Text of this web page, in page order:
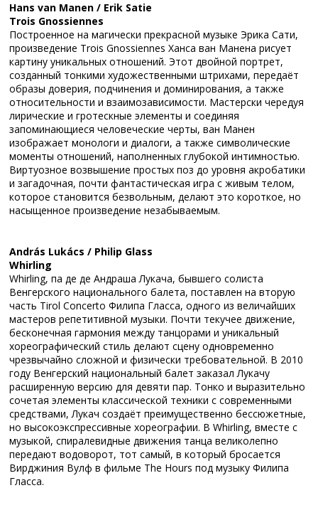
Hans van Manen / Erik Satie
Trois Gnossiennes
Построенное на магически прекрасной музыке Эрика Сати,
произведение Trois Gnossiennes Ханса ван Манена рисует
картину уникальных отношений. Этот двойной портрет,
созданный тонкими художественными штрихами, передаёт
образы доверия, подчинения и доминирования, а также
относительности и взаимозависимости. Мастерски чередуя
лирические и гротескные элементы и соединяя
запоминающиеся человеческие черты, ван Манен
изображает монологи и диалоги, а также символические
моменты отношений, наполненных глубокой интимностью.
Виртуозное возвышение простых поз до уровня акробатики
и загадочная, почти фантастическая игра с живым телом,
которое становится безвольным, делают это короткое, но
насыщенное произведение незабываемым.
András Lukács / Philip Glass
Whirling
Whirling, па де де Андраша Лукача, бывшего солиста
Венгерского национального балета, поставлен на вторую
часть Tirol Concerto Филипа Гласса, одного из величайших
мастеров репетитивной музыки. Почти текучее движение,
бесконечная гармония между танцорами и уникальный
хореографический стиль делают сцену одновременно
чрезвычайно сложной и физически требовательной. В 2010
году Венгерский национальный балет заказал Лукачу
расширенную версию для девяти пар. Тонко и выразительно
сочетая элементы классической техники с современными
средствами, Лукач создаёт преимущественно бессюжетные,
но высокоэкспрессивные хореографии. В Whirling, вместе с
музыкой, спиралевидные движения танца великолепно
передают водоворот, тот самый, в который бросается
Вирджиния Вулф в фильме The Hours под музыку Филипа
Гласса.